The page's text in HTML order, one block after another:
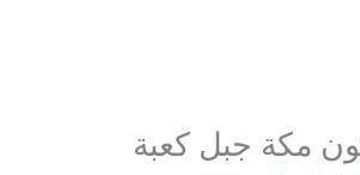
مكة جبل كعبة